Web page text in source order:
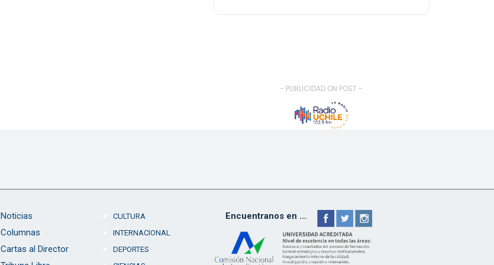
- PUBLICIDAD ON POST -
Noticias
Columnas
Cartas al Director
CULTURA
INTERNACIONAL
DEPORTES
Encuentranos en ...